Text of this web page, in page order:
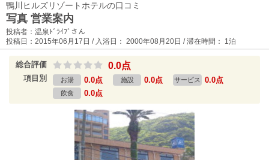
鴨川ヒルズリゾートホテルの口コミ
写真 営業案内
投稿者：温泉ﾄﾞﾗｲﾌﾞさん
投稿日：2015年06月17日 / 入浴日： 2000年08月20日 / 滞在時間： 1泊
総合評価 0.0点
項目別 お湯 0.0点 施設 0.0点 サービス 0.0点
飲食 0.0点